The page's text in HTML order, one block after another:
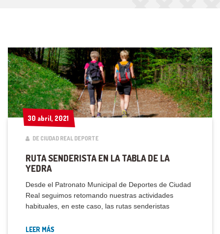
30 abril, 2021
30 abril, 2021
DE CIUDAD REAL DEPORTE
RUTA SENDERISTA EN LA TABLA DE LA
YEDRA
Desde el Patronato Municipal de Deportes de Ciudad
Real seguimos retomando nuestras actividades
habituales, en este caso, las rutas senderistas
LEER MÁS